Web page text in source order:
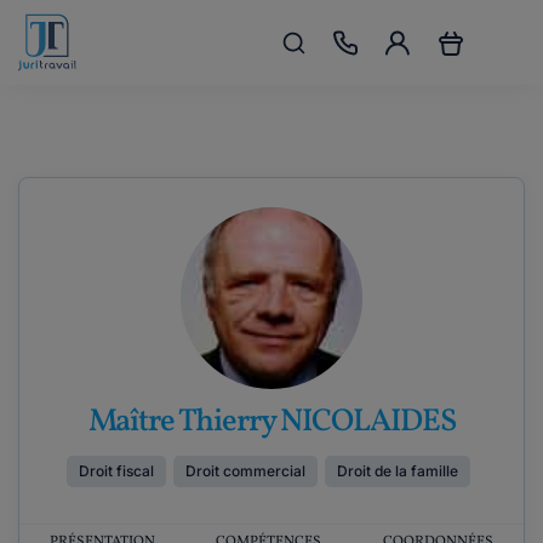
Maître Thierry NICOLAIDES
Droit fiscal Droit commercial Droit de la famille